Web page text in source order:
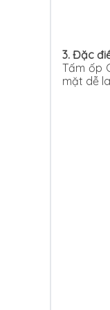
3. Đặc
Tấm ốp
mặt dễ